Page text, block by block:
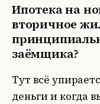
Ипотека на
вторичное
заёмщика?
Тут всё
деньги и когда